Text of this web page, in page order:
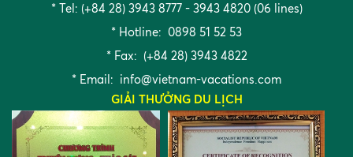
* Tel: (+84 28) 3943 8777 - 3943 4820 (06 lines)
* Hotline: 0898 51 52 53
* Fax: (+84 28) 3943 4822
* Email: info@vietnam-vacations.com
GIẢI THƯỞNG DU LỊCH